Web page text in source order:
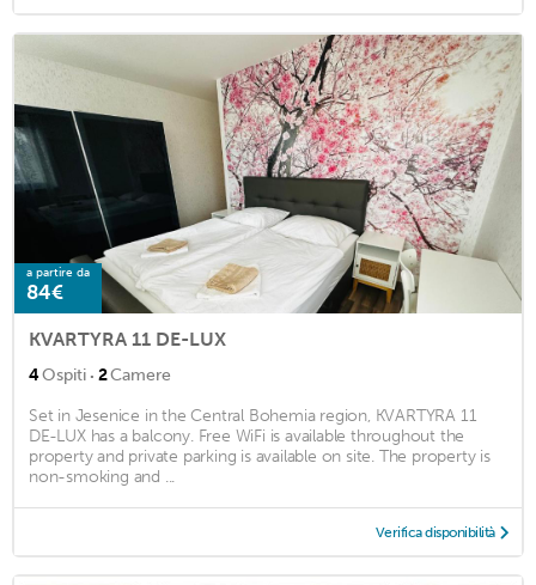
a partire da
84€
KVARTYRA 11 DE-LUX
4Ospiti · 2Camere
Set in Jesenice in the Central Bohemia region, KVARTYRA 11
DE-LUX has a balcony. Free WiFi is available throughout the
property and private parking is available on site. The property is
non-smoking and ...
Verifica disponibilità